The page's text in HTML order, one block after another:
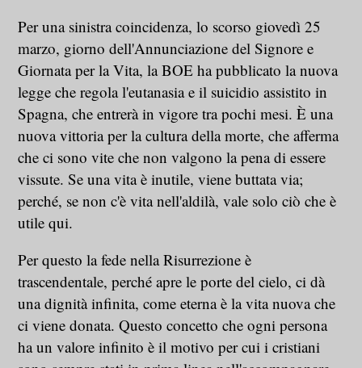
Per una sinistra coincidenza, lo scorso giovedì 25
marzo, giorno dell'Annunciazione del Signore e
Giornata per la Vita, la BOE ha pubblicato la nuova
legge che regola l'eutanasia e il suicidio assistito in
Spagna, che entrerà in vigore tra pochi mesi. È una
nuova vittoria per la cultura della morte, che afferma
che ci sono vite che non valgono la pena di essere
vissute. Se una vita è inutile, viene buttata via;
perché, se non c'è vita nell'aldilà, vale solo ciò che è
utile qui.
Per questo la fede nella Risurrezione è
trascendentale, perché apre le porte del cielo, ci dà
una dignità infinita, come eterna è la vita nuova che
ci viene donata. Questo concetto che ogni persona
ha un valore infinito è il motivo per cui i cristiani